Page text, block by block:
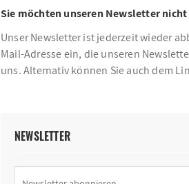
Sie möchten unseren Newsletter
Unser Newsletter ist jederzeit wieder
Mail-Adresse ein, die unseren
uns. Alternativ können Sie auch dem
NEWSLETTER